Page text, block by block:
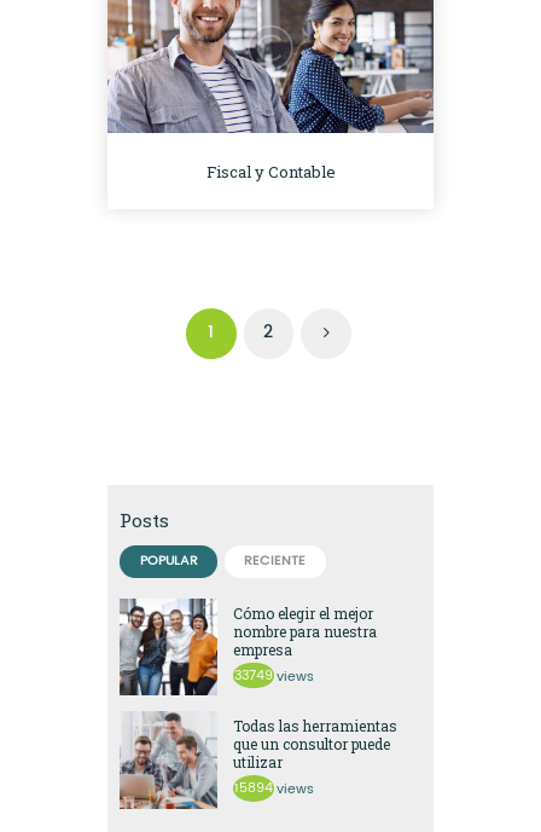
Fiscal y Contable
entradasPAGE
1 PAGE
2
Posts
POPULAR RECIENTE
Cómo elegir el mejor
nombre para nuestra
empresa
33749 views
Todas las herramientas
que un consultor puede
utilizar
15894 views